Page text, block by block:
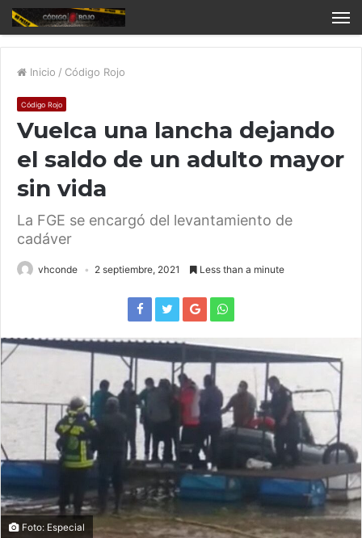
Inicio / Código Rojo
Código Rojo
Vuelca una lancha dejando
el saldo de un adulto mayor
sin vida
La FGE se encargó del levantamiento de
cadáver
vhconde 2 septiembre, 2021 Less than a minute
Foto: Especial